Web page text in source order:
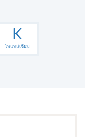
K
โพแทสเซียม